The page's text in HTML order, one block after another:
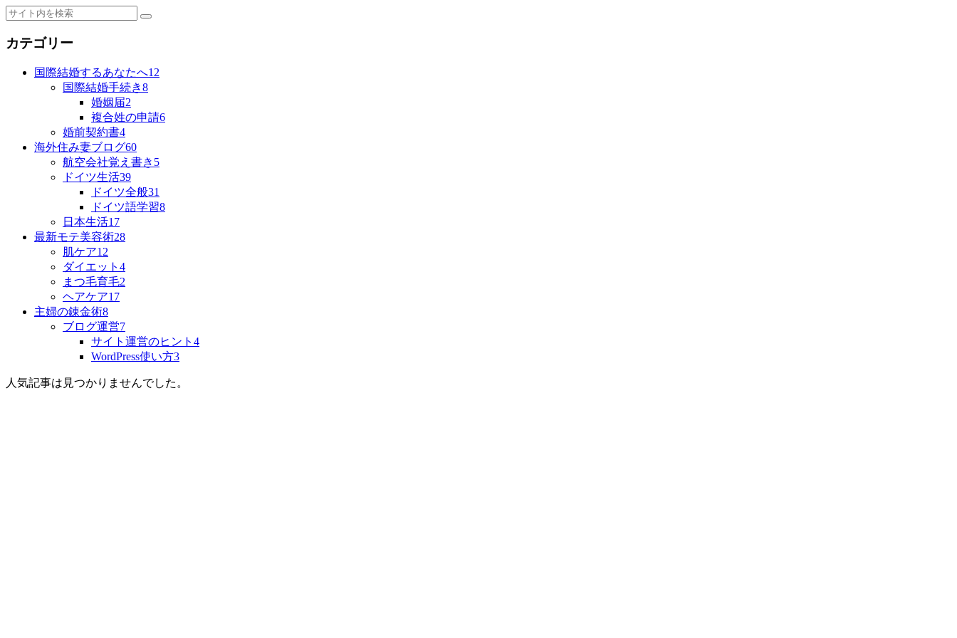
カテゴリー
国際結婚するあなたへ12
国際結婚手続き8
婚姻届2
複合姓の申請6
婚前契約書4
海外住み妻ブログ60
航空会社覚え書き 5
ドイツ生活39
ドイツ全般31
ドイツ語学習8
日本生活17
最新モテ美容術28
肌ケア12
ダイエット 4
まつ毛育毛2
ヘアケア17
主婦の錬金術8
ブログ運営7
サイト運営のヒント 4
WordPress使い方3
人気記事は見つかりませんでした。